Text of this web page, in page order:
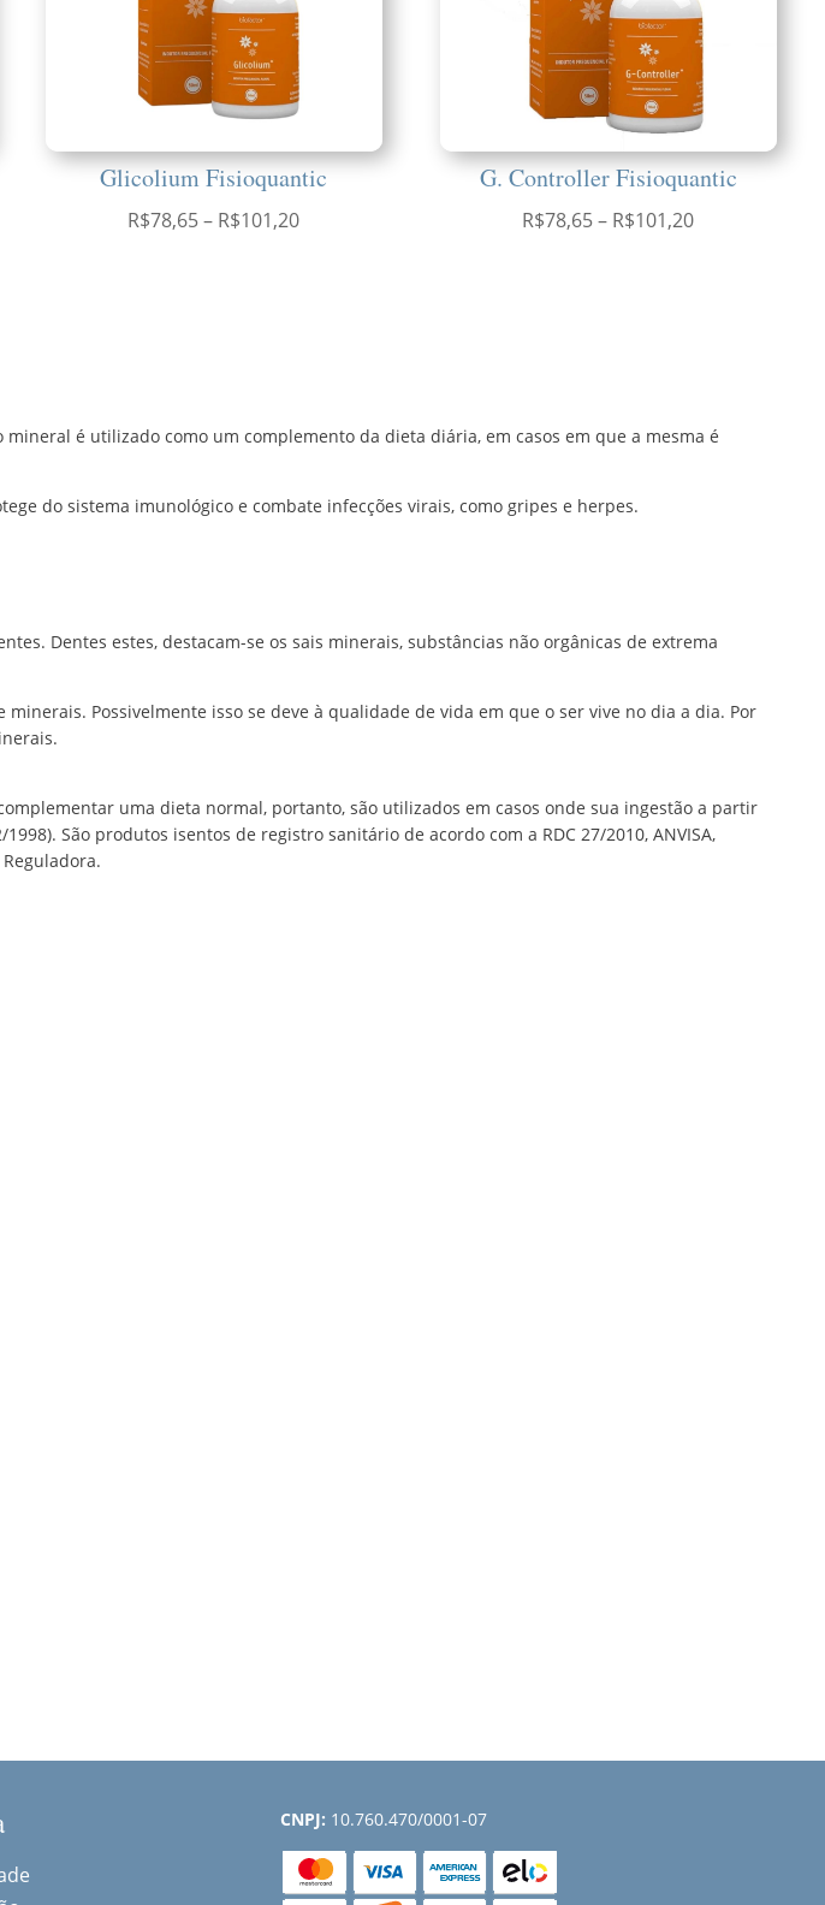
Glicolium Fisioquantic
R$78,65– R$101,20Faixa
G. Controller Fisioquantic
R$78,65– R$101,20Faixa
é utilizado como um complemento da dieta diária, em casos em que a mesma é
do sistema imunológico e combate infecções virais, como gripes e herpes.
Dentes estes, destacam-se os sais minerais, substâncias não orgânicas de extrema
Possivelmente isso se deve à qualidade de vida em que o ser vive no dia a dia. Por
uma dieta normal, portanto, são utilizados em casos onde sua ingestão a partir
São produtos isentos de registro sanitário de acordo com a RDC 27/2010, ANVISA,
CNPJ: 10.760.470/0001-07